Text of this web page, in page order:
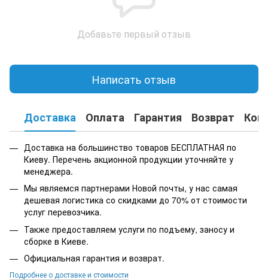
Добавьте первый отзыв
Написать отзыв
Доставка Оплата Гарантия Возврат
Доставка на большинство товаров БЕСПЛАТНАЯ по
Киеву. Перечень акционной продукции уточняйте у
менеджера.
Мы являемся партнерами Новой почты, у нас самая
дешевая логистика со скидками до 70% от стоимости
услуг перевозчика.
Также предоставляем услуги по подъему, заносу и
сборке в Киеве.
Официальная гарантия и возврат.
Подробнее о доставке и стоимости